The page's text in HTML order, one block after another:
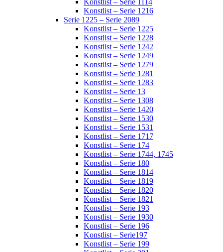
Konstlist – Serie 1114
Konstlist – Serie 1216
Serie 1225 – Serie 2089
Konstlist – Serie 1225
Konstlist – Serie 1228
Konstlist – Serie 1242
Konstlist – Serie 1249
Konstlist – Serie 1279
Konstlist – Serie 1281
Konstlist – Serie 1283
Konstlist – Serie 13
Konstlist – Serie 1308
Konstlist – Serie 1420
Konstlist – Serie 1530
Konstlist – Serie 1531
Konstlist – Serie 1717
Konstlist – Serie 174
Konstlist – Serie 1744, 1745
Konstlist – Serie 180
Konstlist – Serie 1814
Konstlist – Serie 1819
Konstlist – Serie 1820
Konstlist – Serie 1821
Konstlist – Serie 193
Konstlist – Serie 1930
Konstlist – Serie 196
Konstlist – Serie197
Konstlist – Serie 199